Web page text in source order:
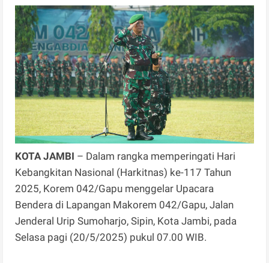
KOTA JAMBI – Dalam rangka memperingati Hari
Kebangkitan Nasional (Harkitnas) ke-117 Tahun
2025, Korem 042/Gapu menggelar Upacara
Bendera di Lapangan Makorem 042/Gapu, Jalan
Jenderal Urip Sumoharjo, Sipin, Kota Jambi, pada
Selasa pagi (20/5/2025) pukul 07.00 WIB.